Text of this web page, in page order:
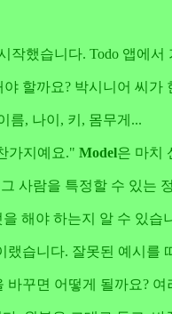
작했습니다. Todo 앱에
할까요? 박시니어 씨가
름, 나이, 키, 몸무게...
가지예요." Model은 마치
사람을 특정할 수 있는
해야 하는지 알 수 있
랬습니다. 잘못된 예시를
바꾸면 어떻게 될까요?